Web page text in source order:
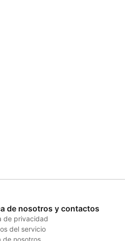
de nosotros y contactos
de privacidad
del servicio
de nosotros